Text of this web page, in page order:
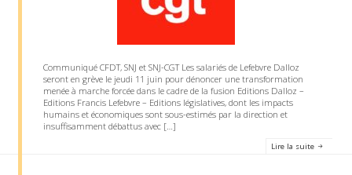
Communiqué CFDT, SNJ et SNJ-CGT Les salariés de Lefebvre Dalloz
seront en grève le jeudi 11 juin pour dénoncer une transformation
menée à marche forcée dans le cadre de la fusion Editions Dalloz –
Editions Francis Lefebvre – Editions législatives, dont les impacts
humains et économiques sont sous-estimés par la direction et
insuffisamment débattus avec […]
Lire la suite